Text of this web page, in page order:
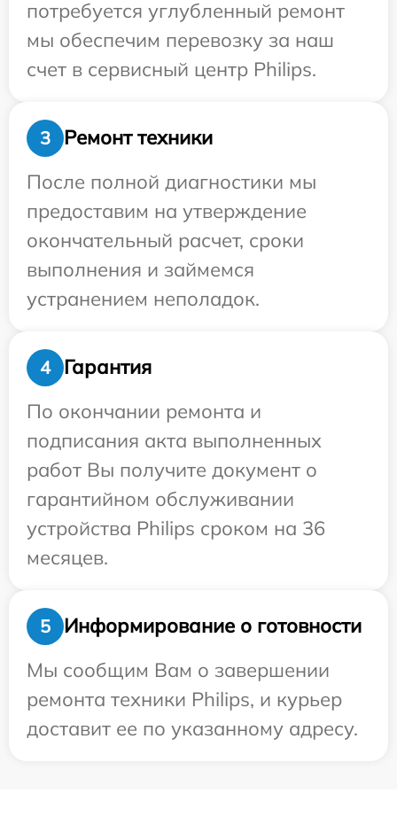
потребуется углубленный ремонт
мы обеспечим перевозку за наш
счет в сервисный центр Philips.
3
Ремонт техники
После полной диагностики мы
предоставим на утверждение
окончательный расчет, сроки
выполнения и займемся
устранением неполадок.
4
Гарантия
По окончании ремонта и
подписания акта выполненных
работ Вы получите документ о
гарантийном обслуживании
устройства Philips сроком на 36
месяцев.
5
Информирование о готовности
Мы сообщим Вам о завершении
ремонта техники Philips, и курьер
доставит ее по указанному адресу.